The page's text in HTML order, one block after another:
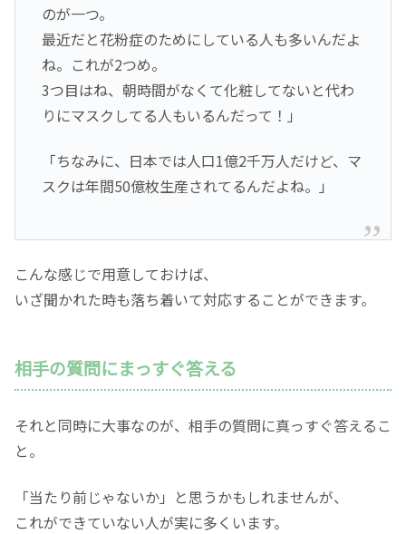
のが一つ。
最近だと花粉症のためにしている人も多いんだよ
ね。これが2つめ。
3つ目はね、朝時間がなくて化粧してないと代わ
りにマスクしてる人もいるんだって！」
「ちなみに、日本では人口1億2千万人だけど、マ
スクは年間50億枚生産されてるんだよね。」
こんな感じで用意しておけば、
いざ聞かれた時も落ち着いて対応することができます。
相手の質問にまっすぐ答える
それと同時に大事なのが、相手の質問に真っすぐ答えるこ
と。
「当たり前じゃないか」と思うかもしれませんが、
これができていない人が実に多くいます。